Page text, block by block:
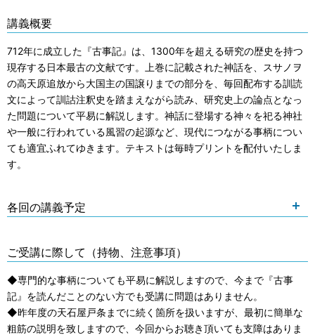
講義概要
712年に成立した『古事記』は、1300年を超える研究の歴史を持つ
現存する日本最古の文献です。上巻に記載された神話を、スサノヲ
の高天原追放から大国主の国譲りまでの部分を、毎回配布する訓読
文によって訓詁注釈史を踏まえながら読み、研究史上の論点となっ
た問題について平易に解説します。神話に登場する神々を祀る神社
や一般に行われている風習の起源など、現代につながる事柄につい
ても適宜ふれてゆきます。テキストは毎時プリントを配付いたしま
す。
各回の講義予定
ご受講に際して（持物、注意事項）
◆専門的な事柄についても平易に解説しますので、今まで『古事
記』を読んだことのない方でも受講に問題はありません。
◆昨年度の天石屋戸条までに続く箇所を扱いますが、最初に簡単な
粗筋の説明を致しますので、今回からお聴き頂いても支障はありま